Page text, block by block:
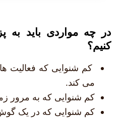
در چه مواردی باید به
کنیم؟
کم شنوایی که فعالیت
می کند.
کم شنوایی که به مرور
کم شنوایی که در یک